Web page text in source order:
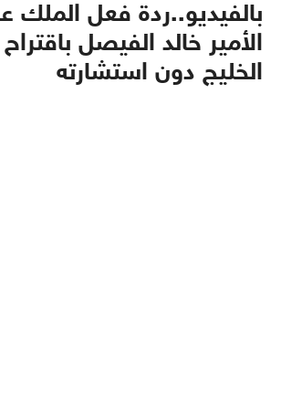
بالفيديو..ردة فعل الملك
الأمير خالد الفيصل
الخليج دون استشارته